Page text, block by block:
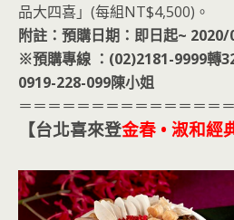
品大四喜」(每組NT$4,500)。
附註：預購日期：即日起~
※預購專線 ：(02)2181-9999轉
0919-228-099陳小姐
＝＝＝＝＝＝＝＝＝＝＝＝＝＝
【台北喜來登金春 • 淑和經